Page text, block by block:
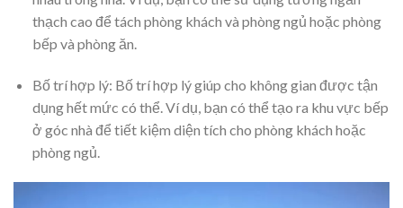
thạch cao để tách phòng khách và phòng ngủ hoặc phòng
bếp và phòng ăn.
Bố trí hợp lý: Bố trí hợp lý giúp cho không gian được tận
dụng hết mức có thể. Ví dụ, bạn có thể tạo ra khu vực bếp
ở góc nhà để tiết kiệm diện tích cho phòng khách hoặc
phòng ngủ.